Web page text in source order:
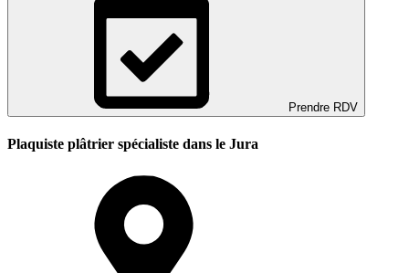
Prendre RDV
Plaquiste plâtrier spécialiste dans le Jura